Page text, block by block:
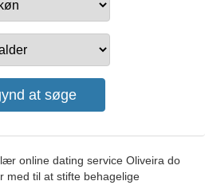
online dating service Oliveira do
med til at stifte behagelige